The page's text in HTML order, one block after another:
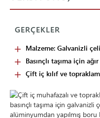
GERÇEKLER
Malzeme: Galvanizli
Basınçlı taşıma için
Çift iç kılıf ve